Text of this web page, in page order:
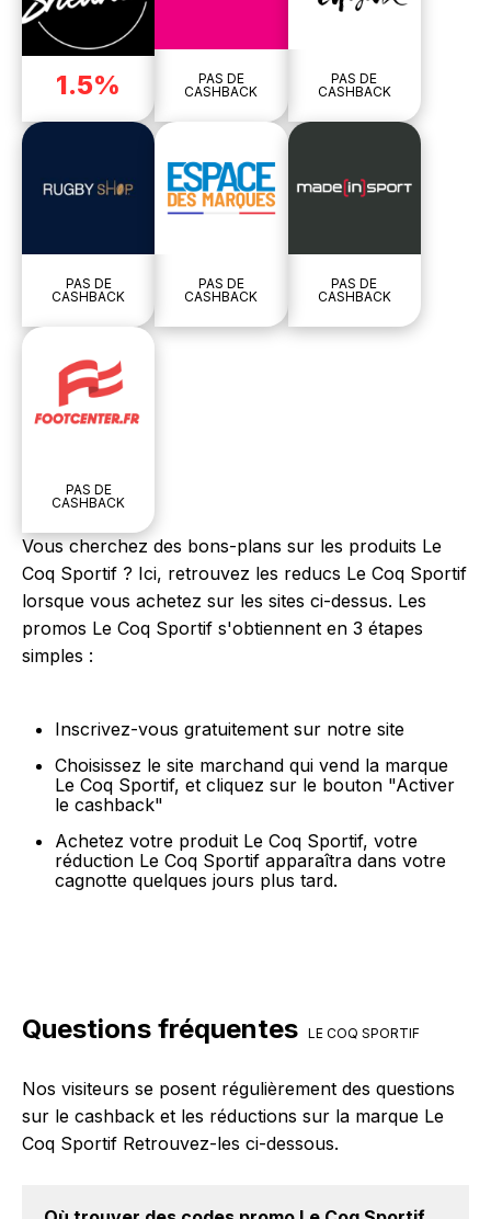
1.5%
PAS DE
CASHBACK
PAS DE
CASHBACK
PAS DE
CASHBACK
PAS DE
CASHBACK
PAS DE
CASHBACK
PAS DE
CASHBACK
Vous cherchez des bons-plans sur les produits Le
Coq Sportif ? Ici, retrouvez les reducs Le Coq Sportif
lorsque vous achetez sur les sites ci-dessus. Les
promos Le Coq Sportif s'obtiennent en 3 étapes
simples :
Inscrivez-vous gratuitement sur notre site
Choisissez le site marchand qui vend la marque
Le Coq Sportif, et cliquez sur le bouton "Activer
le cashback"
Achetez votre produit Le Coq Sportif, votre
réduction Le Coq Sportif apparaîtra dans votre
cagnotte quelques jours plus tard.
Questions fréquentes LE COQ SPORTIF
Nos visiteurs se posent régulièrement des questions
sur le cashback et les réductions sur la marque Le
Coq Sportif Retrouvez-les ci-dessous.